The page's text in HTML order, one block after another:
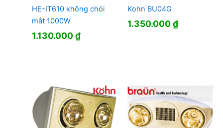
HE-IT610 không chói
mắt 1000W
1.130.000₫
Kohn BU04G
1.350.000₫